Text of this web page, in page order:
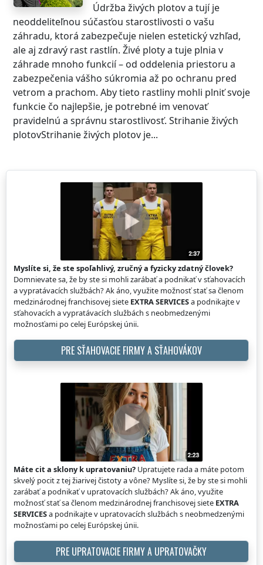
Údržba živých plotov a tují je
neoddeliteľnou súčasťou starostlivosti o vašu
záhradu, ktorá zabezpečuje nielen estetický vzhľad,
ale aj zdravý rast rastlín. Živé ploty a tuje plnia v
záhrade mnoho funkcií – od oddelenia priestoru a
zabezpečenia vášho súkromia až po ochranu pred
vetrom a prachom. Aby tieto rastliny mohli plniť svoje
funkcie čo najlepšie, je potrebné im venovať
pravidelnú a správnu starostlivosť. Strihanie živých
plotovStrihanie živých plotov je...
Myslíte si, že ste spoľahlivý, zručný a fyzicky zdatný človek?
Domnievate sa, že by ste si mohli zarábať a podnikať v sťahovacích
a vypratávacích službách? Ak áno, využite možnosť stať sa členom
medzinárodnej franchisovej siete EXTRA SERVICESa podnikajte v
sťahovacích a vypratávacích službách s neobmedzenými
možnosťami po celej Európskej únii.
PRE SŤAHOVACIE FIRMY A SŤAHOVÁKOV
Máte cit a sklony k upratovaniu? Upratujete rada a máte potom
skvelý pocit z tej žiarivej čistoty a vône? Myslíte si, že by ste si mohli
zarábať a podnikať v upratovacích službách? Ak áno, využite
možnosť stať sa členom medzinárodnej franchisovej siete EXTRA
SERVICESa podnikajte v upratovacích službách s neobmedzenými
možnosťami po celej Európskej únii.
PRE UPRATOVACIE FIRMY A UPRATOVAČKY